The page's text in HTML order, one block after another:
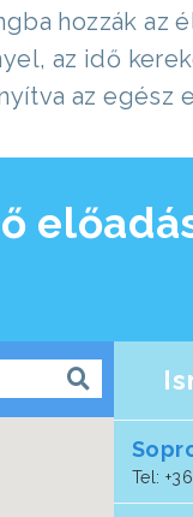
hozzák az
az idő
az egész
Tel: